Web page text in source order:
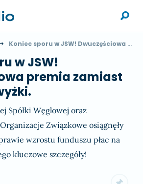
Koniec sporu w JSW! Dwuczęściowa premia zamiast stałej podwyżki.
w JSW!
premia zamiast
Spółki Węglowej oraz
Związkowe osiągnęły
wzrostu funduszu płac na
kluczowe szczegóły!